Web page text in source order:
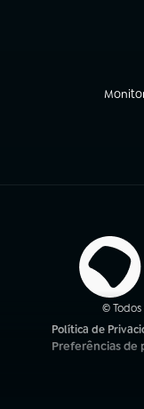
(abre
© Todos
Política de
(abre em nova aba)
Preferências de